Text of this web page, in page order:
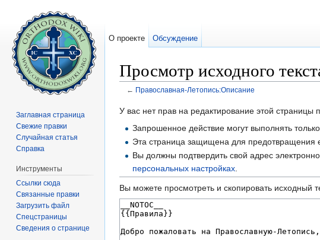
Просмотр исходного
← Православная-Летопись:Описание
У вас нет прав на редактирование этой
Запрошенное действие могут выполнять
Эта страница защищена для предотвращения
Вы должны подтвердить свой адрес
персональных настройках.
Вы можете просмотреть и скопировать исходный
О проекте Обсуждение
Заглавная страница
Свежие правки
Случайная статья
Справка
Инструменты
Ссылки сюда
Связанные правки
Загрузить файл
Спецстраницы
Сведения о странице